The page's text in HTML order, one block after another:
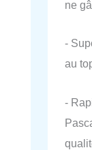
ne
-
au
-